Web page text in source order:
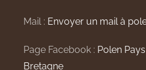
Mail : Envoyer un mail à
Page Facebook : Polen
Bretagne